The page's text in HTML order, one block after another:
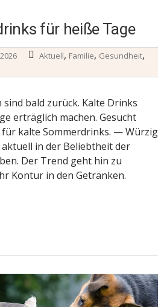
für heiße Tage
Aktuell, Familie, Gesundheit,
bald zurück. Kalte Drinks
erträglich machen. Gesucht
für kalte Sommerdrinks. — Würzig
in der Beliebtheit der
Der Trend geht hin zu
Kontur in den Getränken.